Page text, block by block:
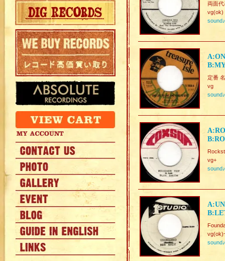
両面
vg(ok)
sound♪
定番
vg
sound♪
vg+
sound♪
sound♪